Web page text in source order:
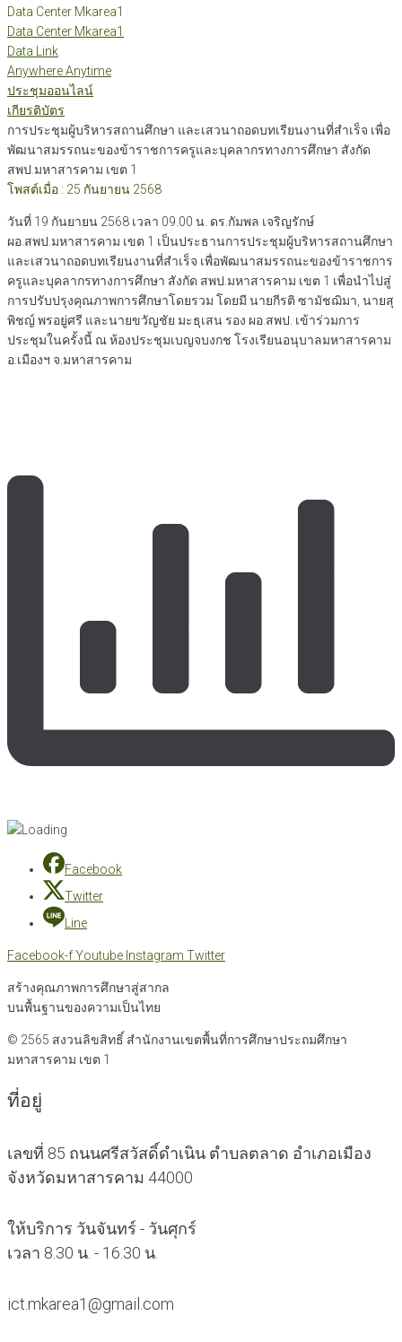
Data Center Mkarea1
Data Center Mkarea1
Data Link
Anywhere Anytime
ประชุมออนไลน์
เกียรติบัตร
การประชุมผู้บริหารสถานศึกษา และเสวนาถอดบทเรียนงานที่สำเร็จ เพื่อ
พัฒนาสมรรถนะของข้าราชการครูและบุคลากรทางการศึกษา สังกัด
สพป.มหาสารคาม เขต 1
โพสต์เมื่อ : 25 กันยายน 2568
วันที่ 19 กันยายน 2568 เวลา 09.00 น. ดร.กัมพล เจริญรักษ์
ผอ.สพป.มหาสารคาม เขต 1 เป็นประธานการประชุมผู้บริหารสถานศึกษา
และเสวนาถอดบทเรียนงานที่สำเร็จ เพื่อพัฒนาสมรรถนะของข้าราชการ
ครูและบุคลากรทางการศึกษา สังกัด สพป.มหาสารคาม เขต 1 เพื่อนำไปสู่
การปรับปรุงคุณภาพการศึกษาโดยรวม โดยมี นายกีรติ ซามัชฌิมา, นายสุ
พิชญ์ พรอยู่ศรี และนายขวัญชัย มะธุเสน รอง ผอ.สพป. เข้าร่วมการ
ประชุมในครั้งนี้ ณ ห้องประชุมเบญจบงกช โรงเรียนอนุบาลมหาสารคาม
อ.เมืองฯ จ.มหาสารคาม
Facebook
Twitter
Line
Facebook-fYoutube Instagram Twitter
สร้างคุณภาพการศึกษาสู่สากล
บนพื้นฐานของความเป็นไทย
© 2565 สงวนลิขสิทธิ์ สำนักงานเขตพื้นที่การศึกษาประถมศึกษา
มหาสารคาม เขต 1
ที่อยู่
เลขที่ 85 ถนนศรีสวัสดิ์ดำเนิน ตำบลตลาด อำเภอเมือง
จังหวัดมหาสารคาม 44000
ให้บริการ วันจันทร์ - วันศุกร์
เวลา 8.30 น. - 16.30 น.
ict.mkarea1@gmail.com